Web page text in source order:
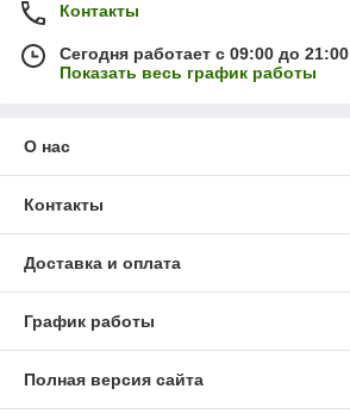
Контакты
Сегодня работает с 09:00 до 21:00
Показать весь график работы
О нас
Контакты
Доставка и оплата
График работы
Полная версия сайта